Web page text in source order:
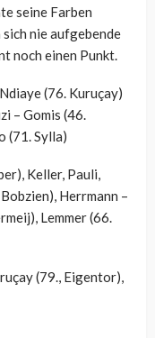
seine Farben
nie aufgebende
noch einen Punkt.
(76. Kuruçay)
– Gomis (46.
(71. Sylla)
Keller, Pauli,
Herrmann –
Lemmer (66.
(79., Eigentor),